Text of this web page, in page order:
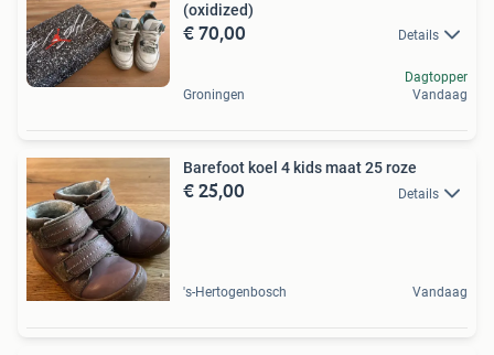
(oxidized)
€ 70,00 Details
Groningen
Dagtopper
Vandaag
Barefoot koel 4 kids maat 25 roze
€ 25,00 Details
's-Hertogenbosch Vandaag